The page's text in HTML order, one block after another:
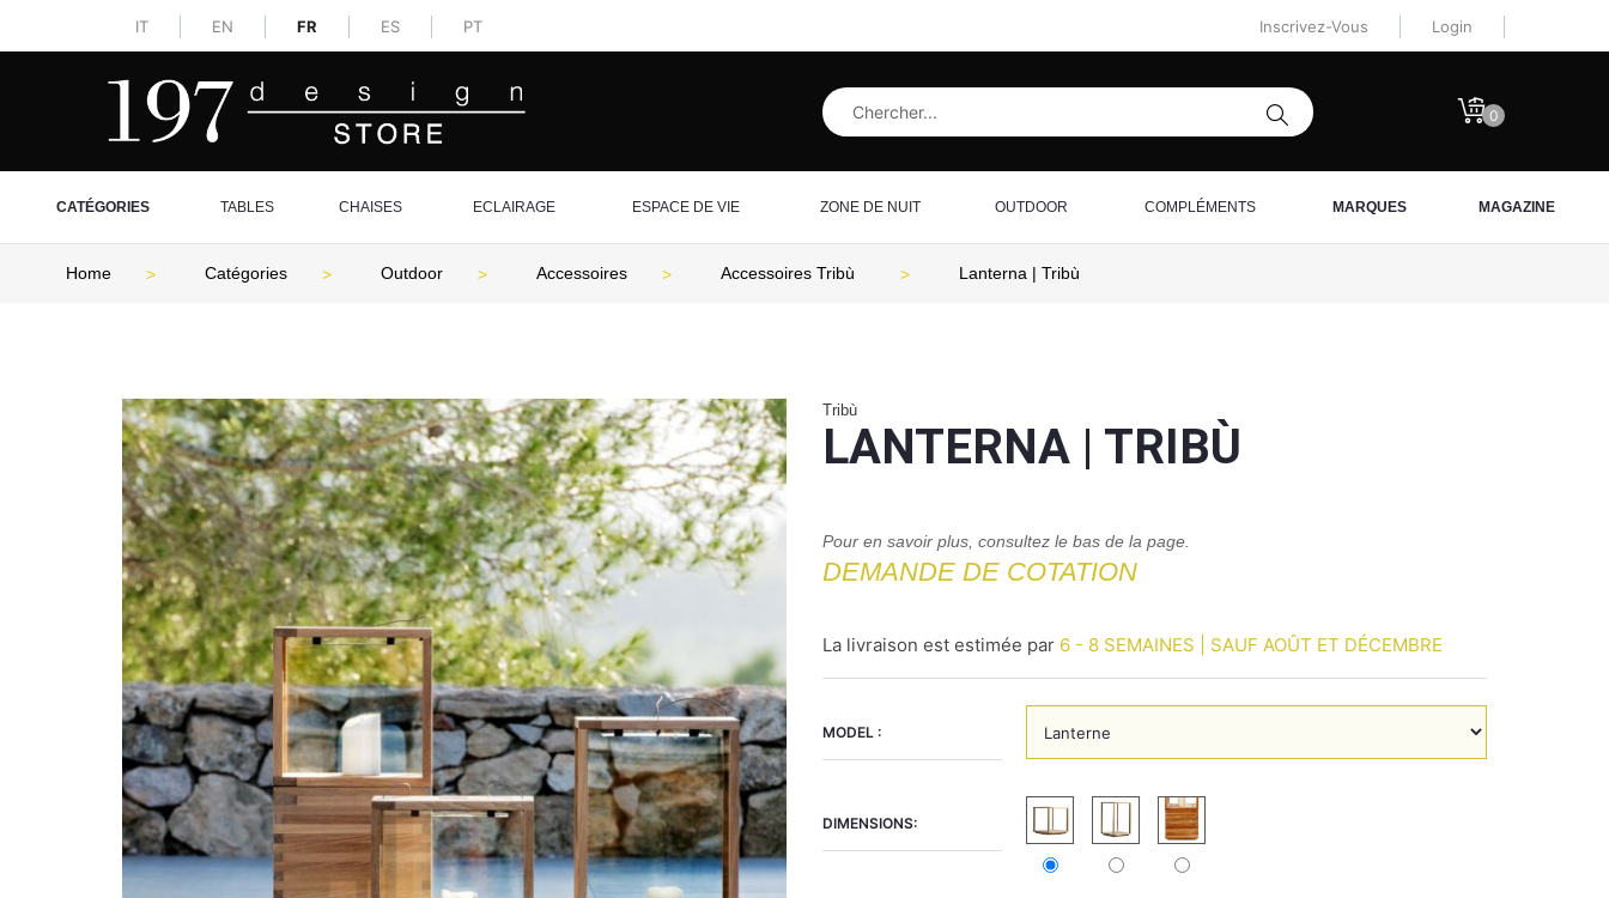
IT EN FR ES PT Inscrivez-Vous Login
0
CATÉGORIES TABLES CHAISES ECLAIRAGE ESPACE DE VIE ZONE DE NUIT OUTDOOR COMPLÉMENTS MARQUES MAGAZINE
Home Catégories Outdoor Accessoires Accessoires Tribù Lanterna | Tribù
Tribù
LANTERNA | TRIBÙ
Pour en savoir plus, consultez le bas de la page.
DEMANDE DE COTATION
La livraison est estimée par 6 - 8 SEMAINES | SAUF AOÛT ET DÉCEMBRE
MODEL :
DIMENSIONS: